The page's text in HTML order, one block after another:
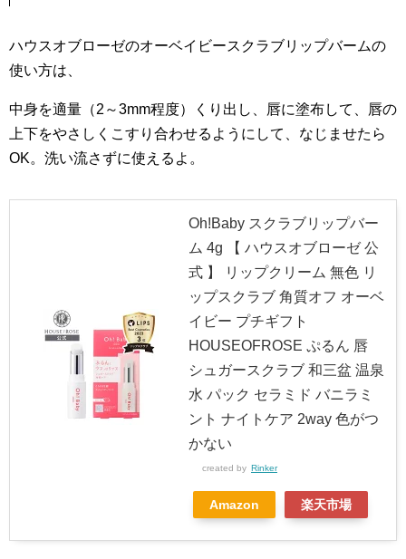
ハウスオブローゼのオーベイビースクラブリップバームの
使い方は、
中身を適量（2～3mm程度）くり出し、唇に塗布して、唇の
上下をやさしくこすり合わせるようにして、なじませたら
OK。洗い流さずに使えるよ。
Oh!Baby スクラブリップバー
ム 4g 【 ハウスオブローゼ 公
式 】 リップクリーム 無色 リ
ップスクラブ 角質オフ オーベ
イビー プチギフト
HOUSEOFROSE ぷるん 唇
シュガースクラブ 和三盆 温泉
水 パック セラミド バニラミ
ント ナイトケア 2way 色がつ
かない
created by Rinker
Amazon 楽天市場